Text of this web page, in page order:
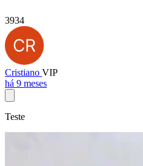
3934
Cristiano VIP
há 9 meses
Teste